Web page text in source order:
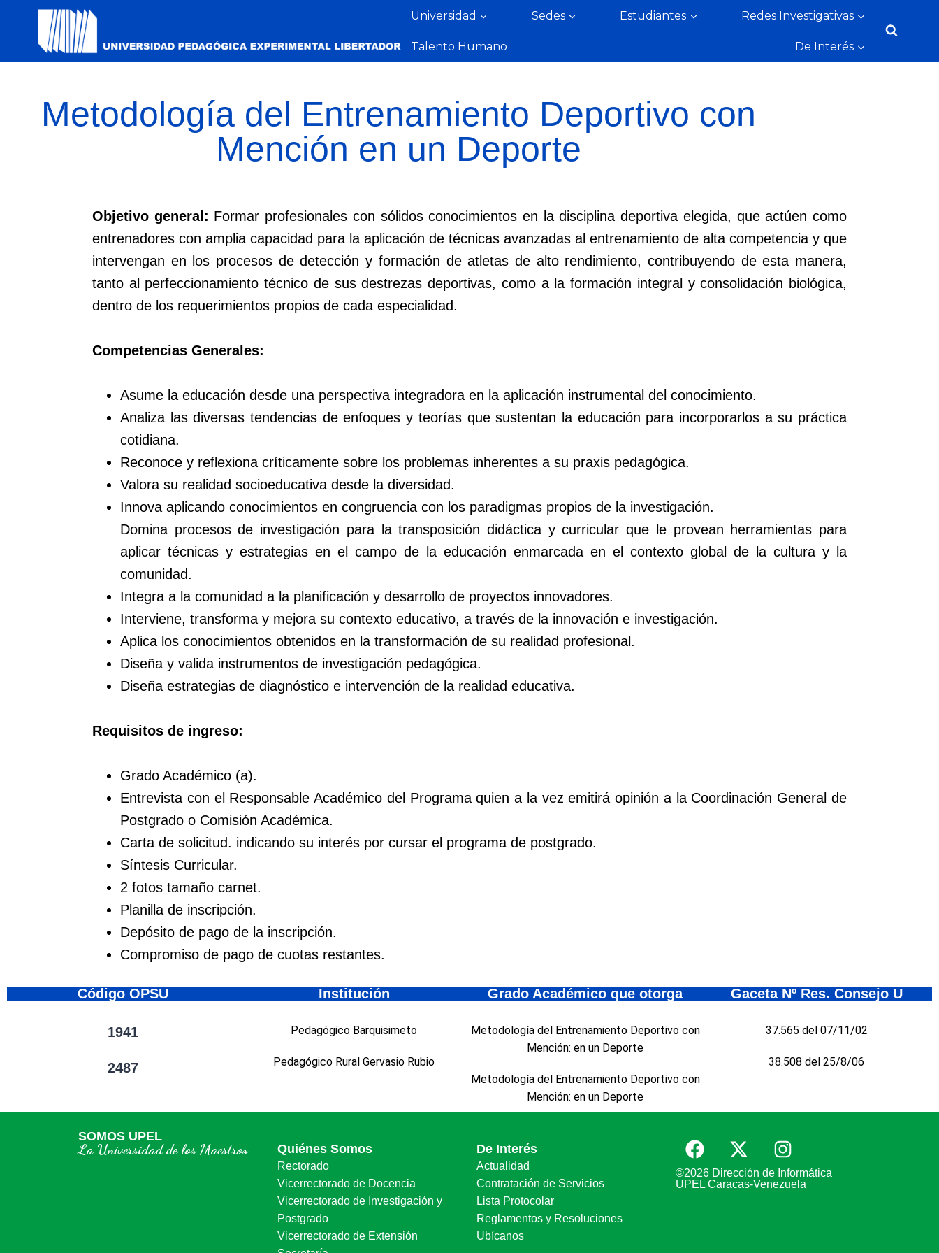
Universidad Sedes Estudiantes Redes Investigativas
Talento Humano De Interés
Metodología del Entrenamiento Deportivo con
Mención en un Deporte
Objetivo general: Formar profesionales con sólidos conocimientos en la disciplina deportiva elegida, que actúen como
entrenadores con amplia capacidad para la aplicación de técnicas avanzadas al entrenamiento de alta competencia y que
intervengan en los procesos de detección y formación de atletas de alto rendimiento, contribuyendo de esta manera,
tanto al perfeccionamiento técnico de sus destrezas deportivas, como a la formación integral y consolidación biológica,
dentro de los requerimientos propios de cada especialidad.
Competencias Generales:
Asume la educación desde una perspectiva integradora en la aplicación instrumental del conocimiento.
Analiza las diversas tendencias de enfoques y teorías que sustentan la educación para incorporarlos a su práctica
cotidiana.
Reconoce y reflexiona críticamente sobre los problemas inherentes a su praxis pedagógica.
Valora su realidad socioeducativa desde la diversidad.
Innova aplicando conocimientos en congruencia con los paradigmas propios de la investigación.
Domina procesos de investigación para la transposición didáctica y curricular que le provean herramientas para
aplicar técnicas y estrategias en el campo de la educación enmarcada en el contexto global de la cultura y la
comunidad.
Integra a la comunidad a la planificación y desarrollo de proyectos innovadores.
Interviene, transforma y mejora su contexto educativo, a través de la innovación e investigación.
Aplica los conocimientos obtenidos en la transformación de su realidad profesional.
Diseña y valida instrumentos de investigación pedagógica.
Diseña estrategias de diagnóstico e intervención de la realidad educativa.
Requisitos de ingreso:
Grado Académico (a).
Entrevista con el Responsable Académico del Programa quien a la vez emitirá opinión a la Coordinación General de
Postgrado o Comisión Académica.
Carta de solicitud. indicando su interés por cursar el programa de postgrado.
Síntesis Curricular.
2 fotos tamaño carnet.
Planilla de inscripción.
Depósito de pago de la inscripción.
Compromiso de pago de cuotas restantes.
Código OPSU
1941
2487
Institución
Pedagógico Barquisimeto
Pedagógico Rural Gervasio Rubio
Grado Académico que otorga
Metodología del Entrenamiento Deportivo con
Mención: en un Deporte
Metodología del Entrenamiento Deportivo con
Mención: en un Deporte
Gaceta Nº Res. Consejo U
37.565 del 07/11/02
38.508 del 25/8/06
SOMOS UPEL
La Universidad de los Maestros Quiénes Somos
Rectorado
Vicerrectorado de Docencia
Vicerrectorado de Investigación y
Postgrado
Vicerrectorado de Extensión
De Interés
Actualidad
Contratación de Servicios
Lista Protocolar
Reglamentos y Resoluciones
Ubícanos
©2026 Dirección de Informática
UPEL Caracas-Venezuela